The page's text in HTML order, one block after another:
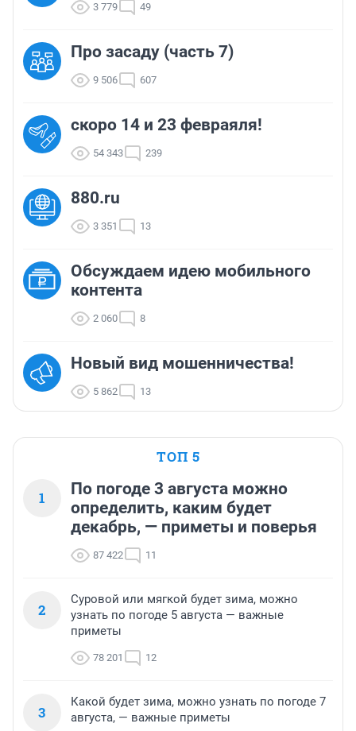
3 779 49
Про засаду (часть 7)
9 506 607
скоро 14 и 23 февраяля!
54 343 239
880.ru
3 351 13
Обсуждаем идею мобильного
контента
2 060 8
Новый вид мошенничества!
5 862 13
ТОП 5
1
По погоде 3 августа можно
определить, каким будет
декабрь, — приметы и поверья
87 422 11
2
Суровой или мягкой будет зима, можно
узнать по погоде 5 августа — важные
приметы
78 201 12
3
Какой будет зима, можно узнать по погоде 7
августа, — важные приметы